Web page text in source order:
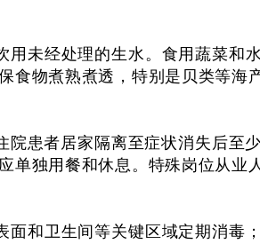
未经处理的生水。食用蔬菜和
物煮熟煮透，特别是贝类等海
院患者居家隔离至症状消失后至
独用餐和休息。特殊岗位从业
和卫生间等关键区域定期消毒